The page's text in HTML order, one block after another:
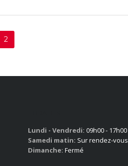
2
Lundi - Vendredi: 09h00 - 17h00
Samedi matin: Sur rendez-vous
Dimanche: Fermé